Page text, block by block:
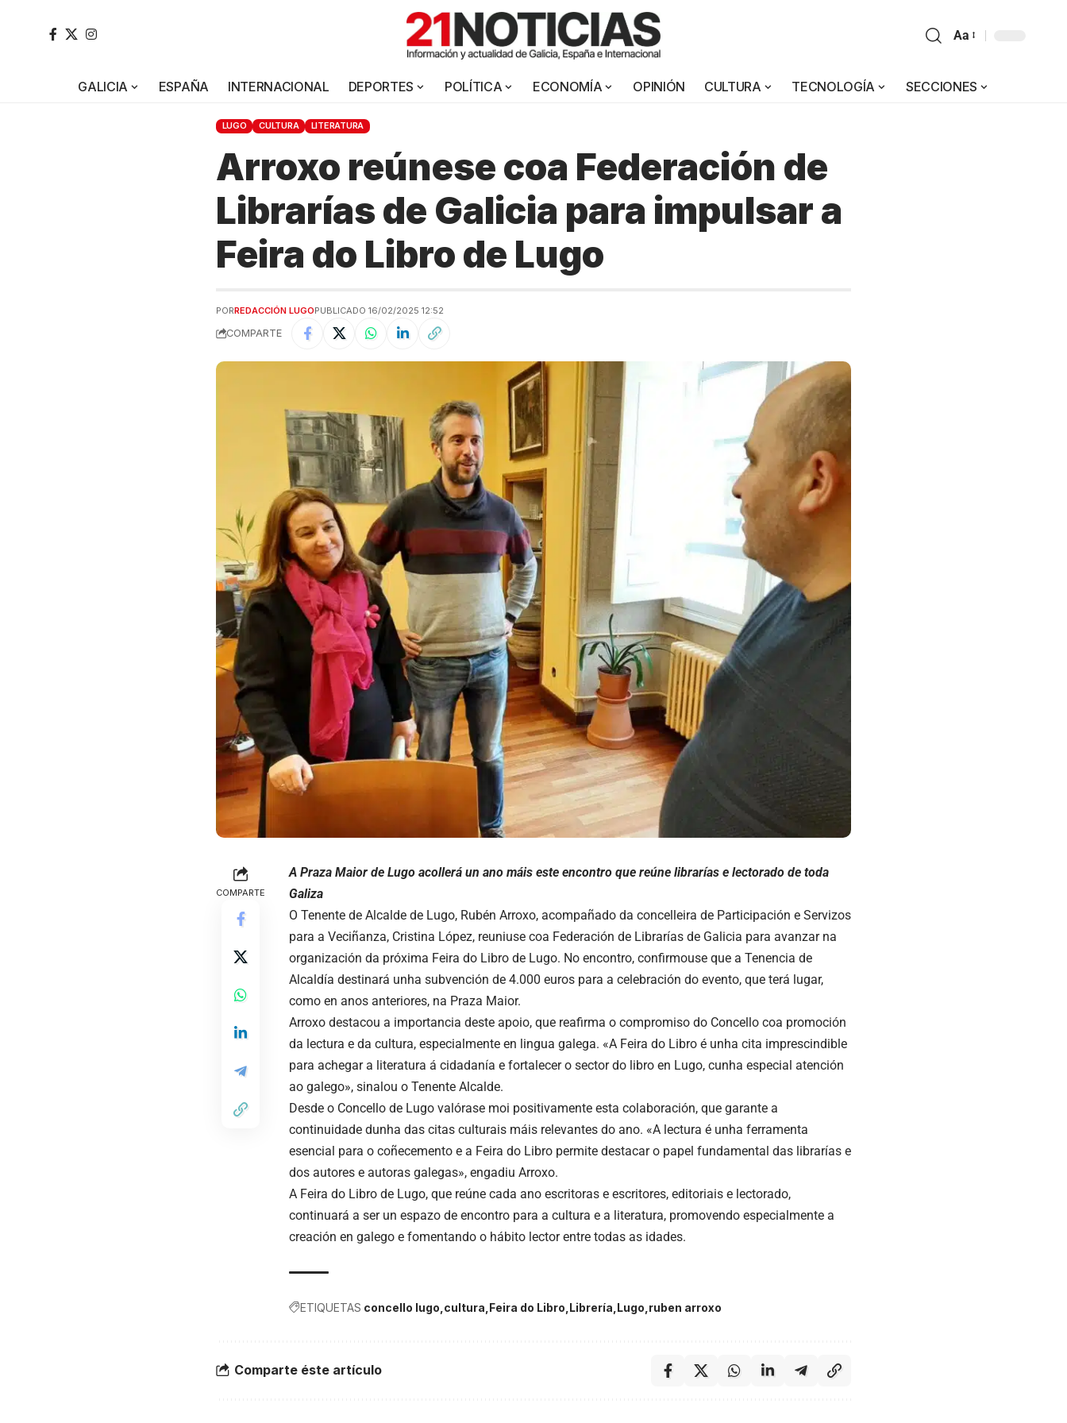
Aa
GALICIA ESPAÑA INTERNACIONAL DEPORTES POLÍTICA ECONOMÍA OPINIÓN CULTURA TECNOLOGÍA SECCIONES
LUGO CULTURA LITERATURA
Arroxo reúnese coa Federación de
Librarías de Galicia para impulsar a
Feira do Libro de Lugo
PORREDACCIÓN LUGOPUBLICADO 16/02/2025 12:52
COMPARTE
COMPARTE
A Praza Maior de Lugo acollerá un ano máis este encontro que reúne librarías e lectorado de toda
Galiza
O Tenente de Alcalde de Lugo, Rubén Arroxo, acompañado da concelleira de Participación e Servizos
para a Veciñanza, Cristina López, reuniuse coa Federación de Librarías de Galicia para avanzar na
organización da próxima Feira do Libro de Lugo. No encontro, confirmouse que a Tenencia de
Alcaldía destinará unha subvención de 4.000 euros para a celebración do evento, que terá lugar,
como en anos anteriores, na Praza Maior.
Arroxo destacou a importancia deste apoio, que reafirma o compromiso do Concello coa promoción
da lectura e da cultura, especialmente en lingua galega. «A Feira do Libro é unha cita imprescindible
para achegar a literatura á cidadanía e fortalecer o sector do libro en Lugo, cunha especial atención
ao galego», sinalou o Tenente Alcalde.
Desde o Concello de Lugo valórase moi positivamente esta colaboración, que garante a
continuidade dunha das citas culturais máis relevantes do ano. «A lectura é unha ferramenta
esencial para o coñecemento e a Feira do Libro permite destacar o papel fundamental das librarías e
dos autores e autoras galegas», engadiu Arroxo.
A Feira do Libro de Lugo, que reúne cada ano escritoras e escritores, editoriais e lectorado,
continuará a ser un espazo de encontro para a cultura e a literatura, promovendo especialmente a
creación en galego e fomentando o hábito lector entre todas as idades.
ETIQUETAS concello lugo cultura Feira do Libro Librería Lugo ruben arroxo
Comparte éste artículo